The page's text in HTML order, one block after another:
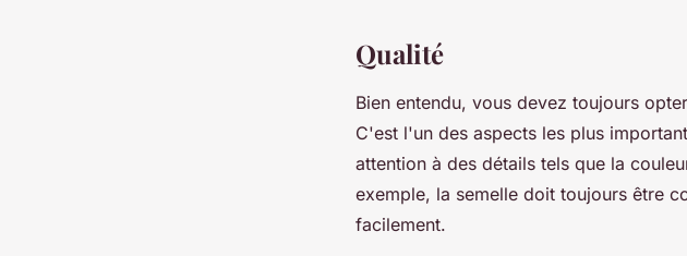
Qualité
Bien entendu, vous devez toujours
C'est l'un des aspects les plus
attention à des détails tels que la
exemple, la semelle doit toujours être
facilement.